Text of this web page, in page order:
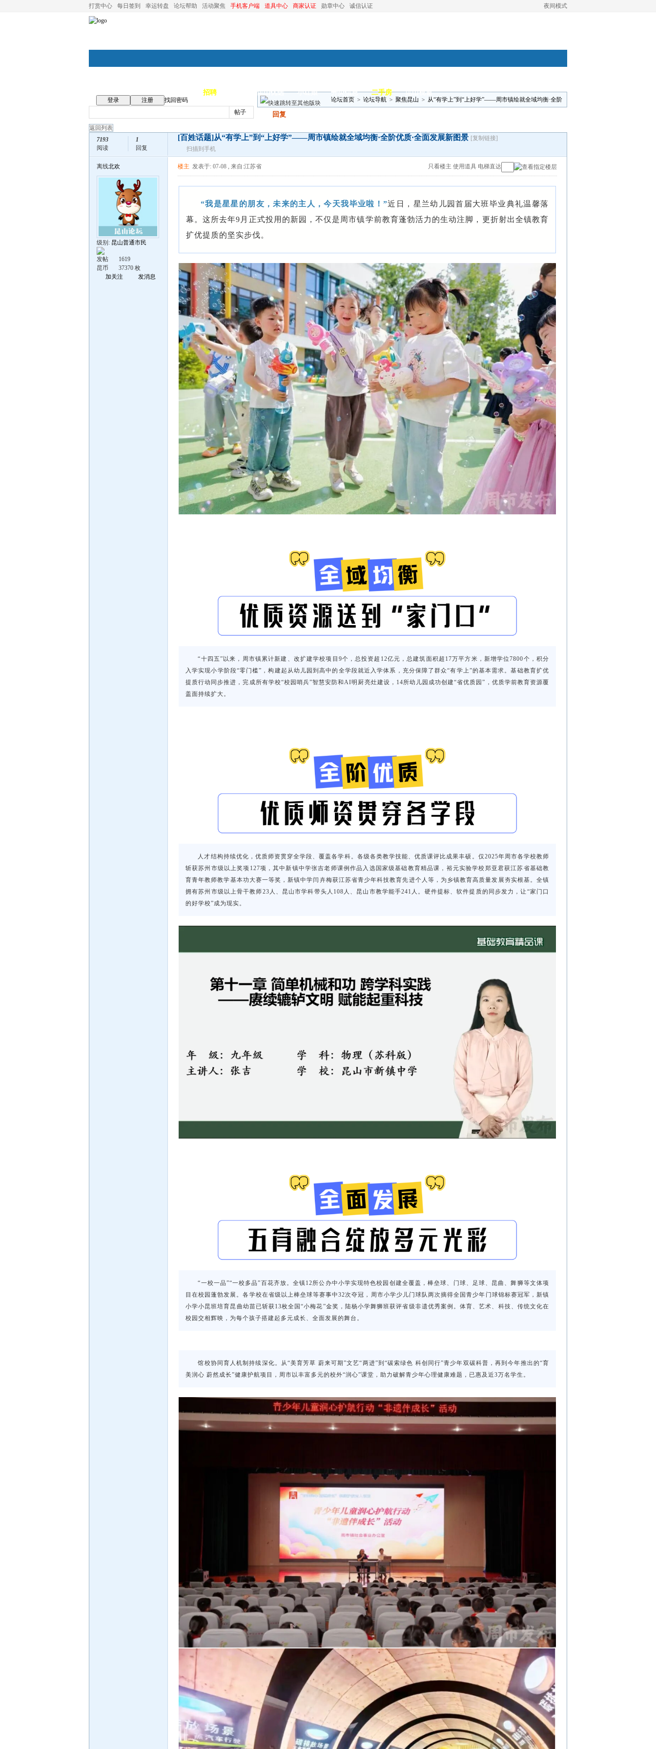
夜间模式
打赏中心 每日签到 幸运转盘 论坛帮助 活动聚焦 手机客户端 道具中心 商家认证 勋章中心 诚信认证
招聘 昆山优选 小红娘 分类信息 二手房 昆山视窗
登录 注册
找回密码
帖子
论坛首页 > 论坛导航 > 聚焦昆山 > 从“有学上”到“上好学”——周市镇绘就全域均衡·全阶
回复
返回列表
7193
阅读
1
回复
[百姓话题]从“有学上”到“上好学”——周市镇绘就全域均衡·全阶优质·全面发展新图景 [复制链接]
扫描到手机
离线北欢
级别: 昆山普通市民
发帖
1619
昆币
37370 枚
加关注
发消息
只看楼主 使用道具 电梯直达
楼主 发表于: 07-08 , 来自:江苏省
“我是星星的朋友，未来的主人，今天我毕业啦！”近日，星兰幼儿园首届大班毕业典礼温馨落
幕。这所去年9月正式投用的新园，不仅是周市镇学前教育蓬勃活力的生动注脚，更折射出全镇教育
扩优提质的坚实步伐。
“十四五”以来，周市镇累计新建、改扩建学校项目9个，总投资超12亿元，总建筑面积超17万平方米，新增学位7800个，积分
入学实现小学阶段“零门槛”，构建起从幼儿园到高中的全学段就近入学体系，充分保障了群众“有学上”的基本需求。基础教育扩优
提质行动同步推进，完成所有学校“校园哨兵”智慧安防和AI明厨亮灶建设，14所幼儿园成功创建“省优质园”，优质学前教育资源覆
盖面持续扩大。
人才结构持续优化，优质师资贯穿全学段、覆盖各学科。各级各类教学技能、优质课评比成果丰硕。仅2025年周市各学校教师
斩获苏州市级以上奖项127项，其中新镇中学张吉老师课例作品入选国家级基础教育精品课，裕元实验学校郑亚君获江苏省基础教
育青年教师教学基本功大赛一等奖，新镇中学闫卉梅获江苏省青少年科技教育先进个人等，为乡镇教育高质量发展夯实根基。全镇
拥有苏州市级以上骨干教师23人、昆山市学科带头人108人、昆山市教学能手241人。硬件提标、软件提质的同步发力，让“家门口
的好学校”成为现实。
“一校一品”“一校多品”百花齐放。全镇12所公办中小学实现特色校园创建全覆盖，棒垒球、门球、足球、昆曲、舞狮等文体项
目在校园蓬勃发展。各学校在省级以上棒垒球等赛事中32次夺冠，周市小学少儿门球队两次摘得全国青少年门球锦标赛冠军，新镇
小学小昆班培育昆曲幼苗已斩获13枚全国“小梅花”金奖，陆杨小学舞狮班获评省级非遗优秀案例。体育、艺术、科技、传统文化在
校园交相辉映，为每个孩子搭建起多元成长、全面发展的舞台。
馆校协同育人机制持续深化。从“美育芳草 蔚来可期”文艺“两进”到“碳索绿色 科创同行”青少年双碳科普，再到今年推出的“育
美润心 蔚然成长”健康护航项目，周市以丰富多元的校外“润心”课堂，助力破解青少年心理健康难题，已惠及近3万名学生。